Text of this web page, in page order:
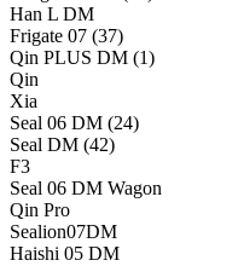
Han L DM
Frigate 07 (37)
Qin PLUS DM (1)
Qin
Xia
Seal 06 DM (24)
Seal DM (42)
F3
Seal 06 DM Wagon
Qin Pro
Sealion07DM
Haishi 05 DM